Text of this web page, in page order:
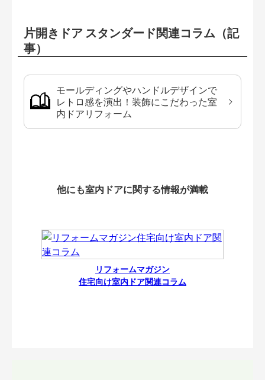
片開きドア スタンダード関連コラム（記
事）
モールディングやハンドルデザインで
レトロ感を演出！装飾にこだわった室
内ドアリフォーム
他にも室内ドアに関する情報が満載
リフォームマガジン
住宅向け室内ドア関連コラム